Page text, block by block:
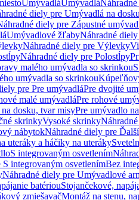
UmývadláUmývadlá
diely pre Umývadlá na dosku
diely pre Zápustné
Umývadlové žľabyNáhradné
Náhradné diely pre Výlevky
Náhradné diely pre Polostĺpy
malého umývadla so skrinkou
umývadla so skrinkou
pre Pre umývadláPre dvojité
malé umývadláPre rohové
dosku, tvar misyPre umývadlo
skrinkyVysoké skrinky
nábytokNáhradné diely pre
uteráky a háčiky na uteráky
S integrovaným osvetlením
integrovaným osvetlenímBez
Náhradné diely pre Umývadlové
batériouStojančekové,
zmiešavačMontáž na stenu,